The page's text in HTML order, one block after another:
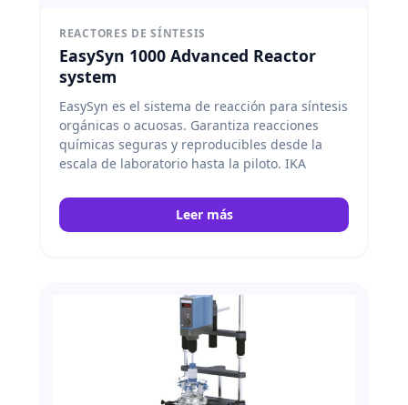
REACTORES DE SÍNTESIS
EasySyn 1000 Advanced Reactor
system
EasySyn es el sistema de reacción para síntesis
orgánicas o acuosas. Garantiza reacciones
químicas seguras y reproducibles desde la
escala de laboratorio hasta la piloto. IKA
Leer más